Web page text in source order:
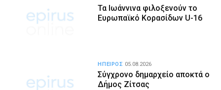
Τα Ιωάννινα φιλοξενούν το
Ευρωπαϊκό Κορασίδων U-16
Σύγχρονο δημαρχείο αποκτά ο
Δήμος Ζίτσας
ΗΠΕΙΡΟΣ 05.08.2026